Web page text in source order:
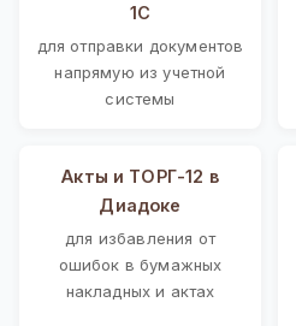
1С
для отправки документов
напрямую из учетной
системы
Акты и ТОРГ-12 в
Диадоке
для избавления от
ошибок в бумажных
накладных и актах